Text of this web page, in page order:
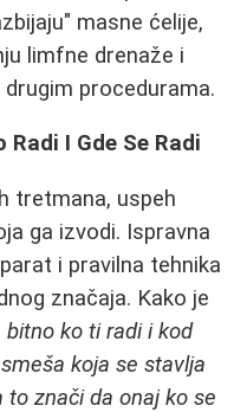
masne ćelije,
limfne drenaže i
procedurama.
I Gde Se Radi
tretmana, uspeh
ga izvodi. Ispravna
i pravilna tehnika
značaja. Kako je
bitno ko ti radi i kod
koja se stavlja
znači da onaj ko se